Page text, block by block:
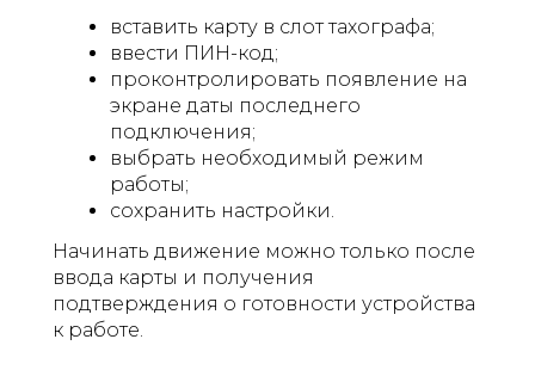
вставить карту в слот тахографа;
ввести ПИН-код;
проконтролировать появление на
экране даты последнего
подключения;
выбрать необходимый режим
работы;
сохранить настройки.
Начинать движение можно только после
ввода карты и получения
подтверждения о готовности устройства
к работе.